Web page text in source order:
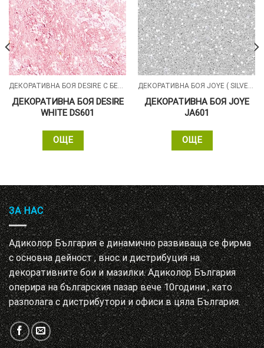
ДЕКОРАТИВНА БОЯ DESIRE С БЕЛИ СИЛИКОНОВИ ЧАСТИЦИ
ДЕКОРАТИВНА БОЯ DESIRE
WHITE DS601
ОЩЕ
ДЕКОРАТИВНА БОЯ JOYE ( SILVER , GOLD )
ДЕКОРАТИВНА БОЯ JOYE
JA601
ОЩЕ
ЗА НАС
Адиколор България е динамично развиваща се фирма
с основна дейност , внос и дистрибуция на
декоративните бои и мазилки. Адиколор България
оперира на българския пазар вече 10години , като
разполага с дистрибутори и офиси в цяла България.